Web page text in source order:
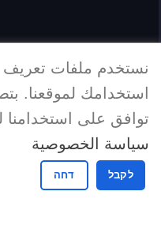
نستخدم ملفات تعريف
استخدامك لموقعنا.
توافق على استخدامنا
سياسة الخصوصية
לקבל דחה